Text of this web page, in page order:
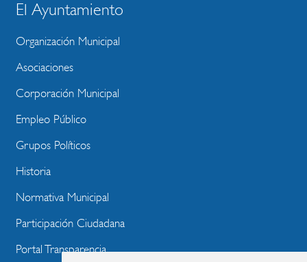
BLOQUE
MENU
WEBSITE
El Ayuntamiento
Organización Municipal
Asociaciones
Corporación Municipal
Empleo Público
Grupos Políticos
Historia
Normativa Municipal
Participación Ciudadana
Portal Transparencia